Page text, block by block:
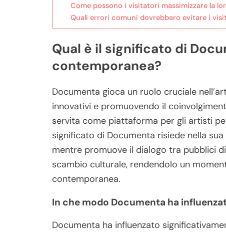
Come possono i visitatori massimizzare la
Quali errori comuni dovrebbero evitare i
Qual è il significato di
contemporanea?
Documenta gioca un ruolo cruciale
innovativi e promuovendo il
servita come piattaforma per gli artisti
significato di Documenta risiede nella
mentre promuove il dialogo tra pubblici
scambio culturale, rendendolo un
contemporanea.
In che modo Documenta ha
Documenta ha influenzato